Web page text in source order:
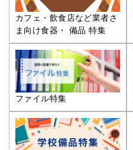
カフェ・飲食店など業者さ
ま向け食器・ 備品 特集
ファイル特集